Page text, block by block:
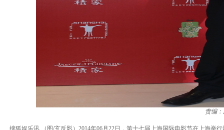
责编
搜狐娱乐讯 （图/玄反影）2014年06月22日，第十七届上海国际电影节在上海